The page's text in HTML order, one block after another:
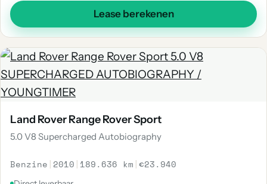
Lease berekenen
Land Rover Range Rover Sport
5.0 V8 Supercharged Autobiography
Benzine | 2010 | 189.636 km |€23.940